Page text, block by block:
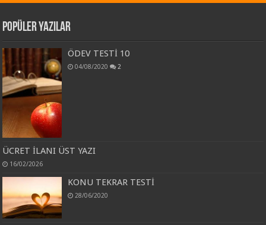
Popüler Yazılar
ÖDEV TESTİ 10
04/08/2020 2
ÜCRET İLANI ÜST YAZI
16/02/2026
KONU TEKRAR TESTİ
28/06/2020